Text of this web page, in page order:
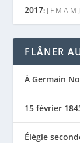
2017: J F M A M J
FLÂNER
À Germain
15 février
Élégie